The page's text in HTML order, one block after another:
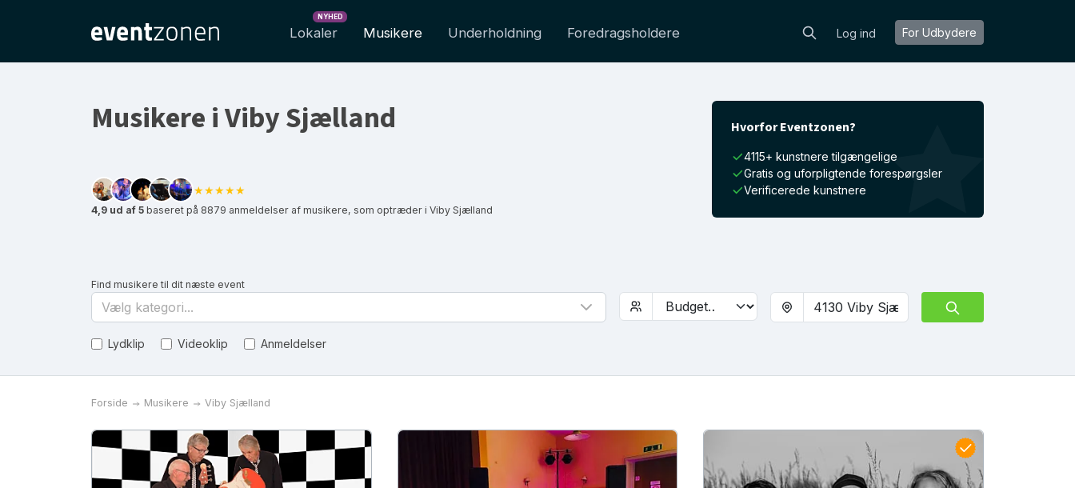
Lokaler
NYHED
Musikere Underholdning Foredragsholdere Log ind For Udbydere
Musikere i Viby Sjælland
★★★★★
4,9 ud af 5 baseret på 8879 anmeldelser af musikere, som optræder i Viby Sjælland
Hvorfor Eventzonen?
4115+ kunstnere tilgængelige
Gratis og uforpligtende forespørgsler
Verificerede kunstnere
Find musikere til dit næste event
Vælg kategori...
Lydklip Videoklip Anmeldelser
Forside Musikere Viby Sjælland